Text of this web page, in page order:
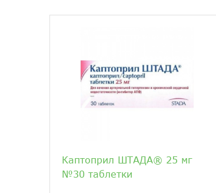
Каптоприл ШТАДА® 25 мг
№30 таблетки